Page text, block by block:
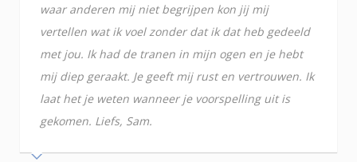
waar anderen mij niet begrijpen kon jij mij
vertellen wat ik voel zonder dat ik dat heb gedeeld
met jou. Ik had de tranen in mijn ogen en je hebt
mij diep geraakt. Je geeft mij rust en vertrouwen. Ik
laat het je weten wanneer je voorspelling uit is
gekomen. Liefs, Sam.